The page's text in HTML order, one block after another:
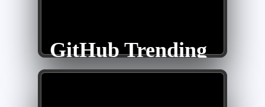
GitHub Trending